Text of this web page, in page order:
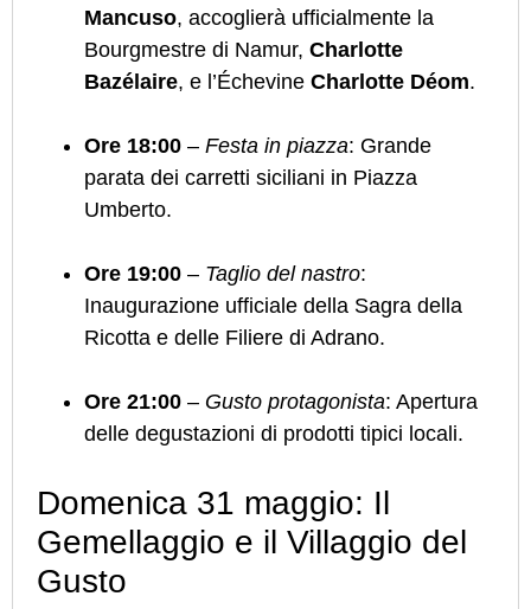
Mancuso, accoglierà ufficialmente la
Bourgmestre di Namur, Charlotte
Bazélaire, e l’Échevine Charlotte Déom.
Ore 18:00 – Festa in piazza: Grande
parata dei carretti siciliani in Piazza
Umberto.
Ore 19:00 – Taglio del nastro:
Inaugurazione ufficiale della Sagra della
Ricotta e delle Filiere di Adrano.
Ore 21:00 – Gusto protagonista: Apertura
delle degustazioni di prodotti tipici locali.
Domenica 31 maggio: Il
Gemellaggio e il Villaggio del
Gusto